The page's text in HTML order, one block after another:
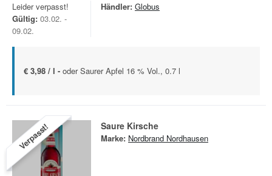
Leider verpasst!
Gültig: 03.02. -
09.02.
Händler: Globus
€ 3,98 / l - oder Saurer Apfel 16 % Vol., 0.7 l
Verpasst! Saure Kirsche
Marke: Nordbrand Nordhausen